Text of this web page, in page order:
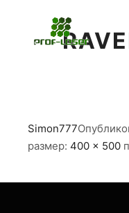
Simon777
размер: 400 × 500